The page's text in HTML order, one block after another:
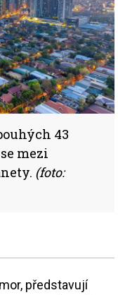
43
mezi
(foto:
představují